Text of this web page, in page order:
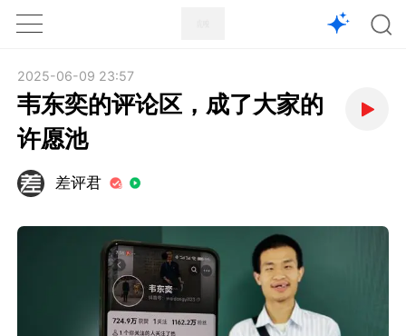
1X
2025-06-09 23:57
韦东奕的评论区，成了大家的
许愿池
差评君